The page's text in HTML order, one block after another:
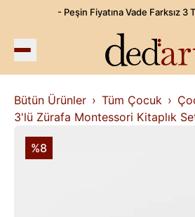
- Peşin Fiyatına Vade Farksız 3
Bütün Ürünler Tüm Çocuk
3'lü Zürafa Montessori Kitaplık
%8